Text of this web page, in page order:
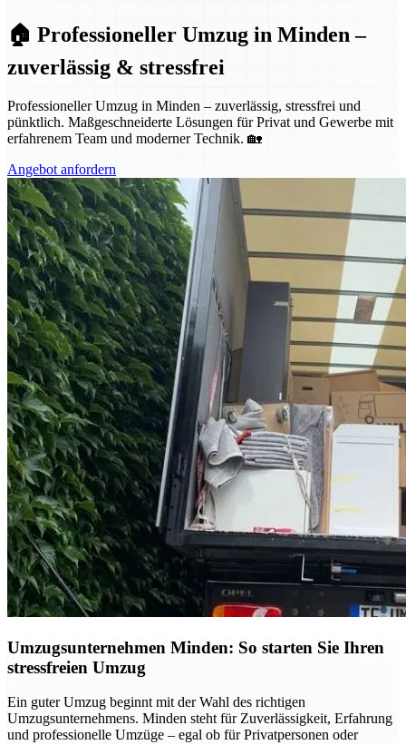
🏠 Professioneller Umzug in Minden –
zuverlässig & stressfrei
Professioneller Umzug in Minden – zuverlässig, stressfrei und
pünktlich. Maßgeschneiderte Lösungen für Privat und Gewerbe mit
erfahrenem Team und moderner Technik. 🏡
Angebot anfordern
Umzugsunternehmen Minden: So starten Sie Ihren
stressfreien Umzug
Ein guter Umzug beginnt mit der Wahl des richtigen
Umzugsunternehmens. Minden steht für Zuverlässigkeit, Erfahrung
und professionelle Umzüge – egal ob für Privatpersonen oder